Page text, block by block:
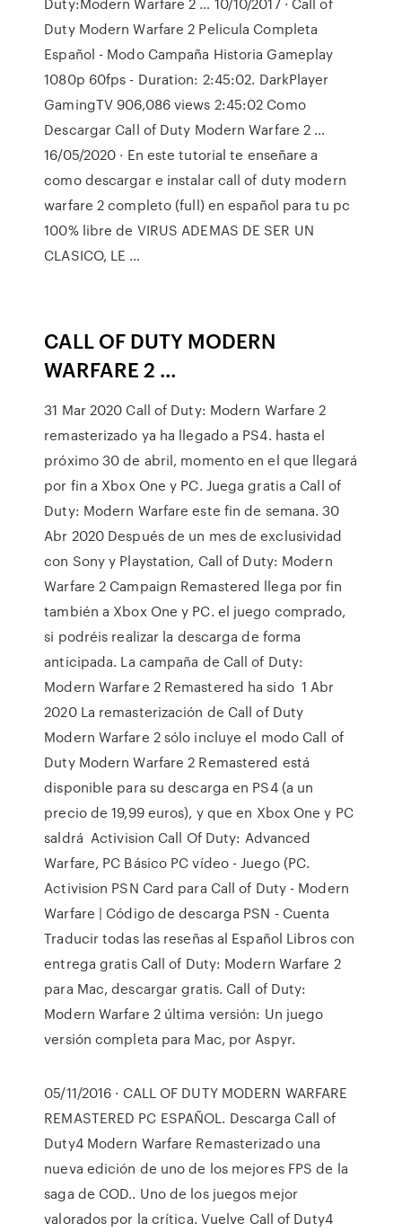
Duty Modern Warfare 2 Pelicula Completa
Español - Modo Campaña Historia Gameplay
1080p 60fps - Duration: 2:45:02. DarkPlayer
GamingTV 906,086 views 2:45:02 Como
Descargar Call of Duty Modern Warfare 2 …
16/05/2020 · En este tutorial te enseñare a
como descargar e instalar call of duty modern
warfare 2 completo (full) en español para tu pc
100% libre de VIRUS ADEMAS DE SER UN
CLASICO, LE …
CALL OF DUTY MODERN
WARFARE 2 …
31 Mar 2020 Call of Duty: Modern Warfare 2
remasterizado ya ha llegado a PS4. hasta el
próximo 30 de abril, momento en el que llegará
por fin a Xbox One y PC. Juega gratis a Call of
Duty: Modern Warfare este fin de semana. 30
Abr 2020 Después de un mes de exclusividad
con Sony y Playstation, Call of Duty: Modern
Warfare 2 Campaign Remastered llega por fin
también a Xbox One y PC. el juego comprado,
si podréis realizar la descarga de forma
anticipada. La campaña de Call of Duty:
Modern Warfare 2 Remastered ha sido 1 Abr
2020 La remasterización de Call of Duty
Modern Warfare 2 sólo incluye el modo Call of
Duty Modern Warfare 2 Remastered está
disponible para su descarga en PS4 (a un
precio de 19,99 euros), y que en Xbox One y PC
saldrá Activision Call Of Duty: Advanced
Warfare, PC Básico PC vídeo - Juego (PC.
Activision PSN Card para Call of Duty - Modern
Warfare | Código de descarga PSN - Cuenta
Traducir todas las reseñas al Español Libros con
entrega gratis Call of Duty: Modern Warfare 2
para Mac, descargar gratis. Call of Duty:
Modern Warfare 2 última versión: Un juego
versión completa para Mac‚ por Aspyr.
05/11/2016 · CALL OF DUTY MODERN WARFARE
REMASTERED PC ESPAÑOL. Descarga Call of
Duty4 Modern Warfare Remasterizado una
nueva edición de uno de los mejores FPS de la
saga de COD.. Uno de los juegos mejor
valorados por la crítica. Vuelve Call of Duty4